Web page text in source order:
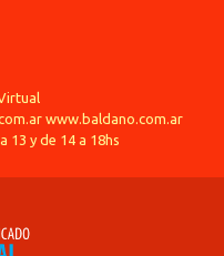
www.baldano.com.ar
13 y de 14 a 18hs